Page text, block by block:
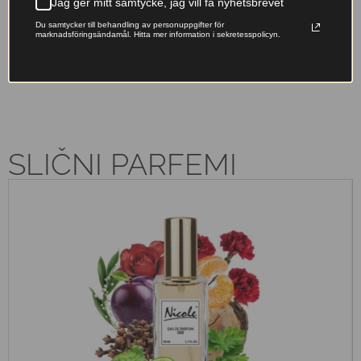
Originalfranska doftoljor –
lyxiga dofter till ett pris som
Våra påfyllningsbara flaskor
minskar avfallet – ta hand om
SLIČNI PARFEMI
Du samtycker till behandling av personuppgifter för
marknadsföringsändamål. Hitta mer information i sekretesspolicyn.